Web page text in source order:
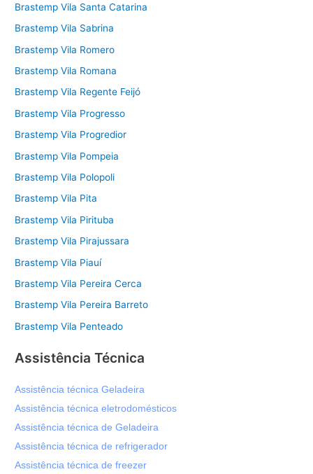
Brastemp Vila Santa Catarina
Brastemp Vila Sabrina
Brastemp Vila Romero
Brastemp Vila Romana
Brastemp Vila Regente Feijó
Brastemp Vila Progresso
Brastemp Vila Progredior
Brastemp Vila Pompeia
Brastemp Vila Polopoli
Brastemp Vila Pita
Brastemp Vila Pirituba
Brastemp Vila Pirajussara
Brastemp Vila Piauí
Brastemp Vila Pereira Cerca
Brastemp Vila Pereira Barreto
Brastemp Vila Penteado
Assistência Técnica
Assistência técnica Geladeira
Assistência técnica eletrodomésticos
Assistência técnica de Geladeira
Assistência técnica de refrigerador
Assistência técnica de freezer